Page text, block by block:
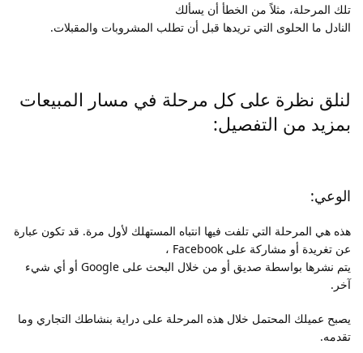
تلك المرحلة، مثلاً من الخطأ أن يسألك
النادل ما الحلوى التي تريدها قبل أن تطلب المشروبات والمقبلات.
لنلق نظرة على كل مرحلة في مسار المبيعات
بمزيد من التفصيل:
الوعي:
هذه هي المرحلة التي تلفت فيها انتباه المستهلك لأول مرة. قد تكون عبارة
عن تغريدة أو مشاركة على Facebook ،
يتم نشرها بواسطة صديق أو من خلال البحث على Google أو أي شيء
آخر.
يصبح عميلك المحتمل خلال هذه المرحلة على دراية بنشاطك التجاري وما
تقدمه.